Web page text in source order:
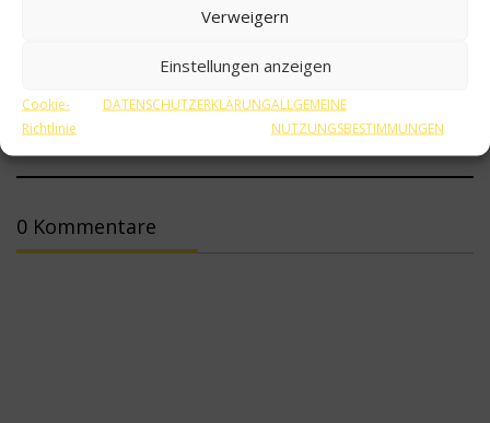
Verweigern
Einstellungen anzeigen
Cookie-
Richtlinie
DATENSCHUTZERKLÄRUNGALLGEMEINE
NUTZUNGSBESTIMMUNGEN
unsere Rezepte
Vorher Alles
Weiter
0
2
0 Kommentare